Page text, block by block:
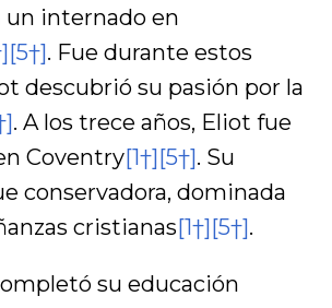
un internado en
[5†]. Fue durante estos
descubrió su pasión por la
. A los trece años, Eliot fue
Coventry[1†][5†]. Su
conservadora, dominada
cristianas[1†][5†].
su educación